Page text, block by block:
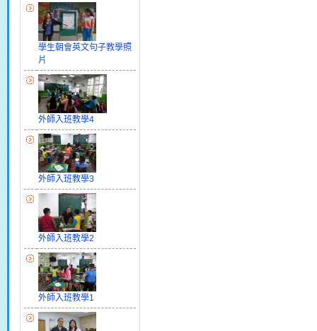
學生朝會英文句子教學照
片
外師入班教學4
外師入班教學3
外師入班教學2
外師入班教學1